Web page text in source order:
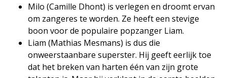
Milo (Camille Dhont) is verlegen en droomt ervan
om zangeres te worden. Ze heeft een stevige
boon voor de populaire popzanger Liam.
Liam (Mathias Mesmans) is dus die
onweerstaanbare superster. Hij geeft eerlijk toe
dat het breken van harten één van zijn grote